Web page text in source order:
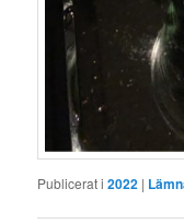
Publicerat i 2022 |